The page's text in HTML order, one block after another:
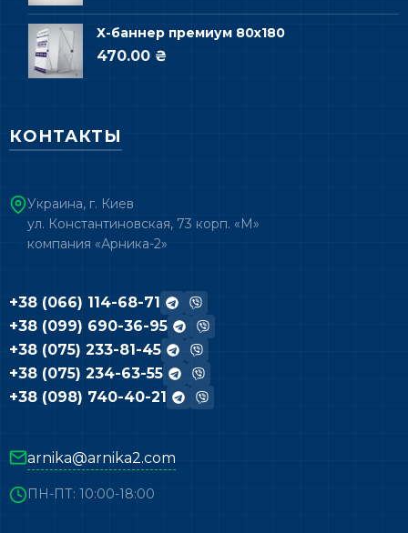
Х-баннер премиум 80х180
470.00 ₴
КОНТАКТЫ
Украина, г. Киев
ул. Константиновская, 73 корп. «М»
компания «Арника-2»
+38 (066) 114-68-71
+38 (099) 690-36-95
+38 (075) 233-81-45
+38 (075) 234-63-55
+38 (098) 740-40-21
arnika@arnika2.com
ПН-ПТ: 10:00-18:00